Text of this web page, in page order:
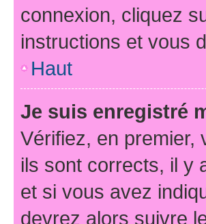
connexion, cliquez
instructions et vous
Haut
Je suis enregistré
Vérifiez, en premier,
ils sont corrects, il y
et si vous avez
devrez alors suivre